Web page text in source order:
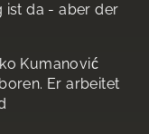
ist da - aber der
Kumanović
Er arbeitet